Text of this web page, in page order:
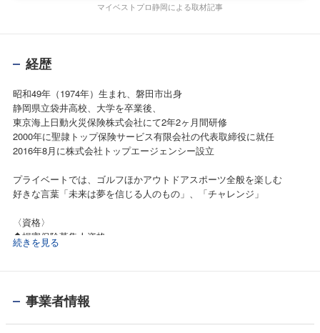
マイベストプロ静岡による取材記事
経歴
昭和49年（1974年）生まれ、磐田市出身
静岡県立袋井高校、大学を卒業後、
東京海上日動火災保険株式会社にて2年2ヶ月間研修
2000年に聖隷トップ保険サービス有限会社の代表取締役に就任
2016年8月に株式会社トップエージェンシー設立
プライベートでは、ゴルフほかアウトドアスポーツ全般を楽しむ
好きな言葉「未来は夢を信じる人のもの」、「チャレンジ」
〈資格〉
◆損害保険募集人資格
◆生命保険専門課程資格
◆外貨建保険販売資格
続きを見る
事業者情報